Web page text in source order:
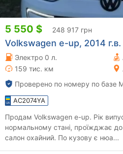
5 550 $ 248 917 грн
Volkswagen e-up, 2014 г.в.
Электро 0 л.
159 тис. км
Проверено по номеру по базе
AC2074YA
Продам Volkswagen e-up. Рік
нормальному стані, проїжджає
салон охайний. По кузову є нюа...